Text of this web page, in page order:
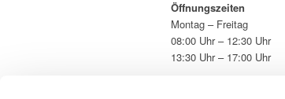
Öffnungszeiten
Montag – Freitag
08:00 Uhr – 12:30 Uhr
13:30 Uhr – 17:00 Uhr